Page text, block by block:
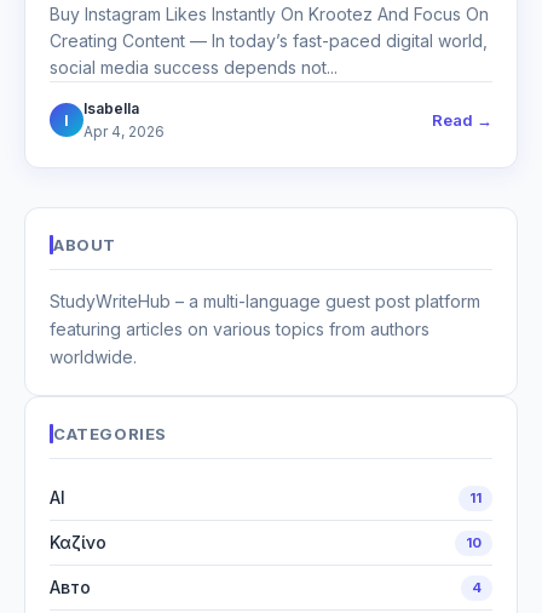
Buy Instagram Likes Instantly On Krootez And Focus On
Creating Content — In today’s fast-paced digital world,
social media success depends not...
I
Isabella
Apr 4, 2026
Read →
ABOUT
StudyWriteHub – a multi-language guest post platform
featuring articles on various topics from authors
worldwide.
CATEGORIES
AI 11
Καζίνο 10
Авто 4